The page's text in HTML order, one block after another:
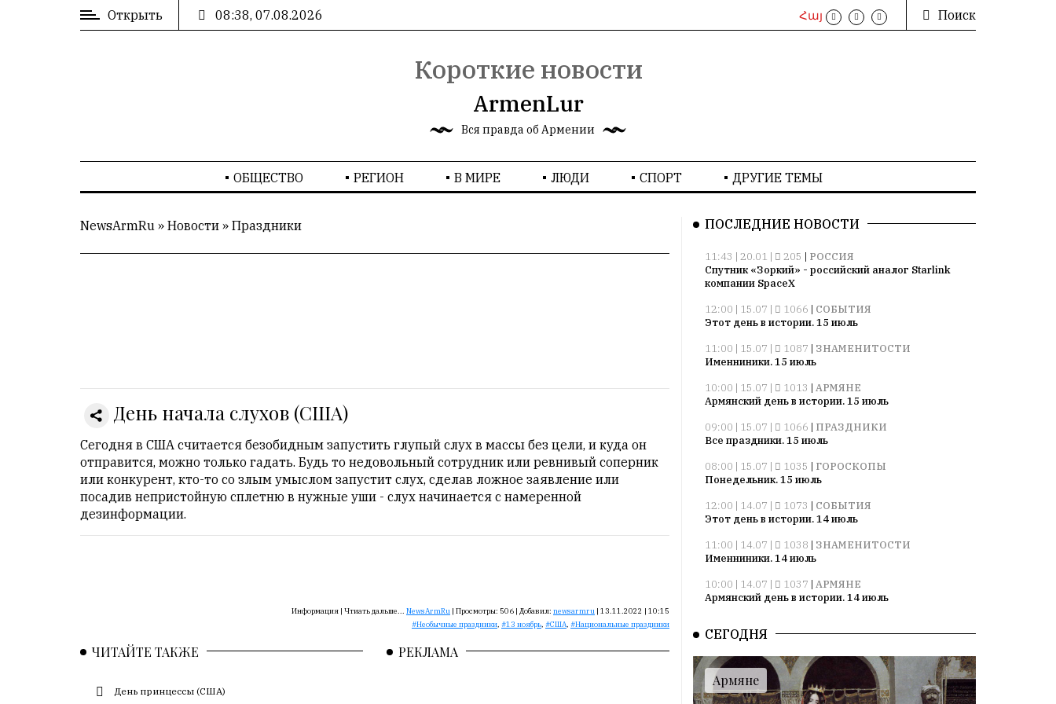
Пользователей:
мыслящих.
Открыть 08:38, 07.08.2026 Հայ Поиск
Короткие новости
ArmenLur
Вся правда об Армении
ОБЩЕСТВО РЕГИОН В МИРЕ ЛЮДИ СПОРТ ДРУГИЕ ТЕМЫ
NewsArmRu » Новости » Праздники
День начала слухов (США)
Сегодня в США считается безобидным запустить глупый слух в массы без цели, и куда он
отправится, можно только гадать. Будь то недовольный сотрудник или ревнивый соперник
или конкурент, кто-то со злым умыслом запустит слух, сделав ложное заявление или
посадив непристойную сплетню в нужные уши - слух начинается с намеренной
дезинформации.
Информация | Чтиать дальше... NewsArmRu | Просмотры: 506 | Добавил: newsarmru | 13.11.2022 | 10:15
Необычные праздники, 13 ноябрь, США, Национальные праздники
ЧИТАЙТЕ ТАКЖЕ
День принцессы (США)
РЕКЛАМА
ПОСЛЕДНИЕ НОВОСТИ
11:43 | 20.01 | 205 | РОССИЯ
Спутник «Зоркий» - российский аналог Starlink
компании SpaceX
12:00 | 15.07 |
1066 | СОБЫТИЯ
Этот день в истории. 15 июль
11:00 | 15.07 |
1087 | ЗНАМЕНИТОСТИ
Именниники. 15 июль
10:00 | 15.07 |
1013 | АРМЯНЕ
Армянский день в истории. 15 июль
09:00 | 15.07 |
1066 | ПРАЗДНИКИ
Все праздники. 15 июль
08:00 | 15.07 |
1035 | ГОРОСКОПЫ
Понедельник. 15 июль
12:00 | 14.07 |
1073 | СОБЫТИЯ
Этот день в истории. 14 июль
11:00 | 14.07 |
1038 | ЗНАМЕНИТОСТИ
Именниники. 14 июль
10:00 | 14.07 |
1037 | АРМЯНЕ
Армянский день в истории. 14 июль
Все праздники. 14 июль
08:00 | 14.07 | 1057|ГОРОСКОПЫ
Воскресенье. 14 июль
СЕГОДНЯ
Армяне